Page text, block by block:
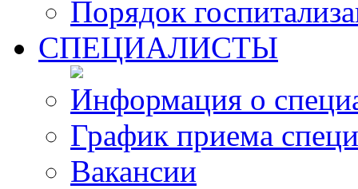
Порядок
СПЕЦИАЛИСТЫ
Информация о
График приема
Вакансии